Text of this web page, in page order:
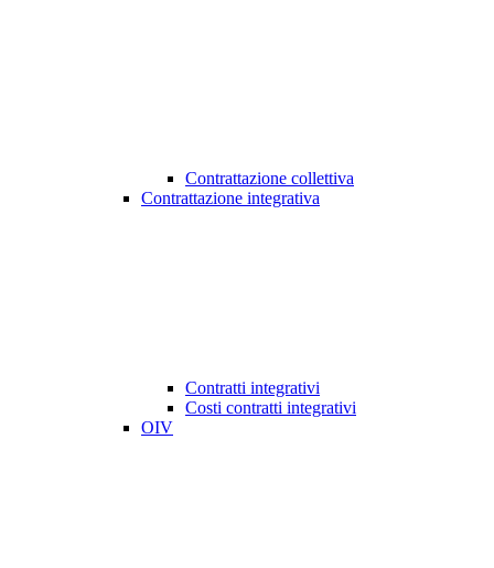
Contrattazione collettiva
Contrattazione integrativa
Contratti integrativi
Costi contratti integrativi
OIV